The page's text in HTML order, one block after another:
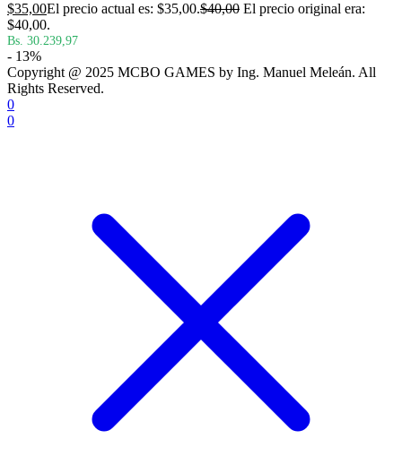
$35,00El precio actual es: $35,00.$40,00 El precio original era:
$40,00.
Bs. 30.239,97
- 13%
Copyright @ 2025 MCBO GAMES by Ing. Manuel Meleán. All
Rights Reserved.
0
0